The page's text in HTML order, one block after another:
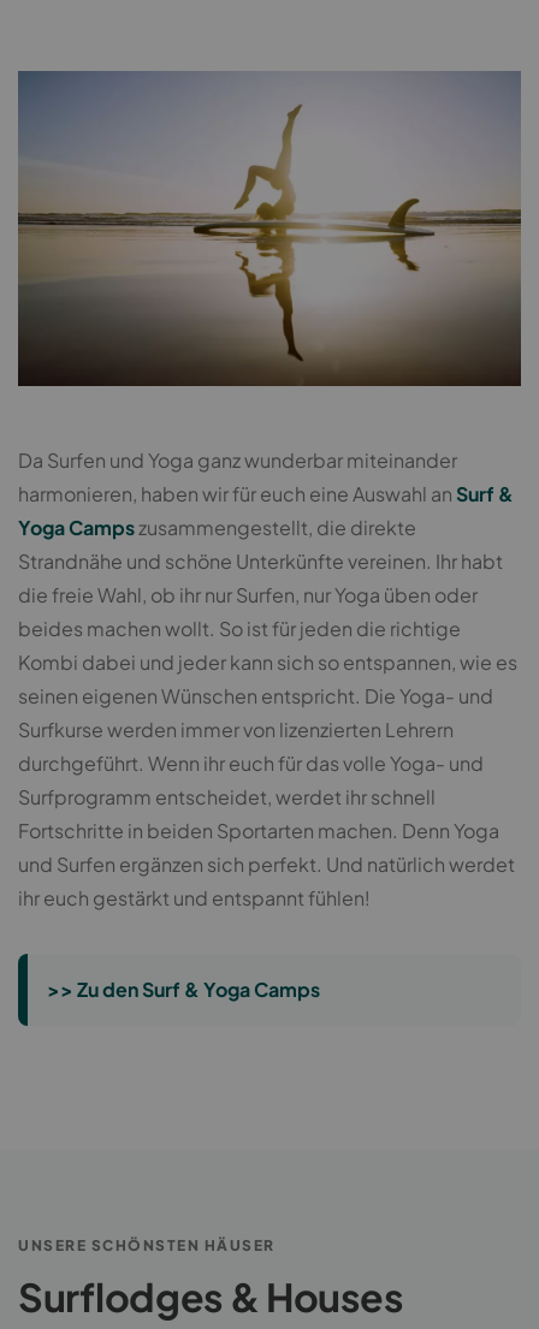
Da Surfen und Yoga ganz wunderbar miteinander
harmonieren, haben wir für euch eine Auswahl an Surf &
Yoga Campszusammengestellt, die direkte
Strandnähe und schöne Unterkünfte vereinen. Ihr habt
die freie Wahl, ob ihr nur Surfen, nur Yoga üben oder
beides machen wollt. So ist für jeden die richtige
Kombi dabei und jeder kann sich so entspannen, wie es
seinen eigenen Wünschen entspricht. Die Yoga- und
Surfkurse werden immer von lizenzierten Lehrern
durchgeführt. Wenn ihr euch für das volle Yoga- und
Surfprogramm entscheidet, werdet ihr schnell
Fortschritte in beiden Sportarten machen. Denn Yoga
und Surfen ergänzen sich perfekt. Und natürlich werdet
ihr euch gestärkt und entspannt fühlen!
>> Zu den Surf & Yoga Camps
UNSERE SCHÖNSTEN HÄUSER
Surflodges & Houses